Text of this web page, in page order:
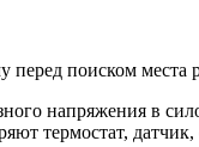
поиском места
напряжения в
термостат,